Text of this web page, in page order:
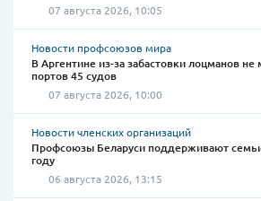
07 августа 2026, 10:05
Новости профсоюзов мира
В Аргентине из-за забастовки лоцманов не
портов 45 судов
07 августа 2026, 10:00
Новости членских организаций
Профсоюзы Беларуси поддерживают
году
06 августа 2026, 13:15